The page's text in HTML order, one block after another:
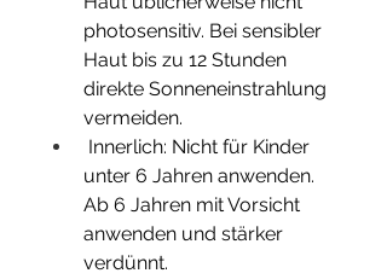
photosensitiv. Bei sensibler
Haut bis zu 12 Stunden
direkte Sonneneinstrahlung
vermeiden.
unter 6 Jahren anwenden.
Ab 6 Jahren mit Vorsicht
anwenden und stärker
verdünnt.